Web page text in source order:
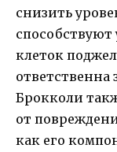
снизить
клеток
ответственна
Брокколи
от
как его